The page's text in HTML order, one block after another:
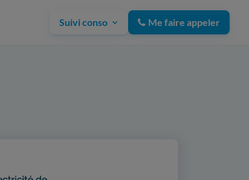
Suivi conso Me faire appeler